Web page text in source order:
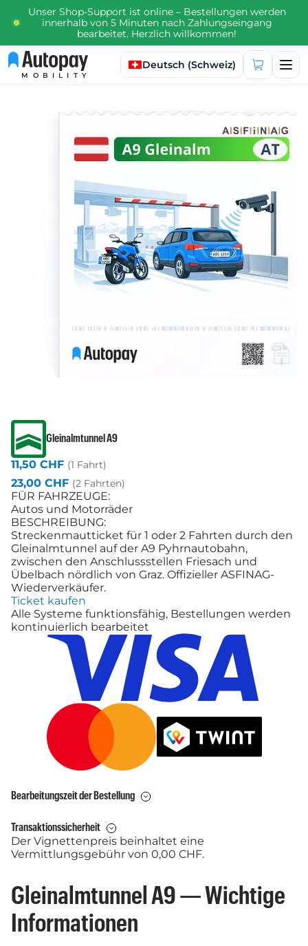
Unser Shop-Support ist online – Bestellungen werden
innerhalb von 5 Minuten nach Zahlungseingang
bearbeitet. Herzlich willkommen!
MOBILITY
Sprache auswählen
Deutsch (Schweiz)
Gleinalmtunnel A9
11,50 CHF (1 Fahrt)
23,00 CHF (2 Fahrten)
FÜR FAHRZEUGE:
Autos und Motorräder
BESCHREIBUNG:
Streckenmautticket für 1 oder 2 Fahrten durch den
Gleinalmtunnel auf der A9 Pyhrnautobahn,
zwischen den Anschlussstellen Friesach und
Übelbach nördlich von Graz. Offizieller ASFINAG-
Wiederverkäufer.
Ticket kaufen
Alle Systeme funktionsfähig, Bestellungen werden
kontinuierlich bearbeitet
Bearbeitungszeit der Bestellung
Transaktionssicherheit
Der Vignettenpreis beinhaltet eine
Vermittlungsgebühr von 0,00 CHF.
Gleinalmtunnel A9 — Wichtige
Informationen